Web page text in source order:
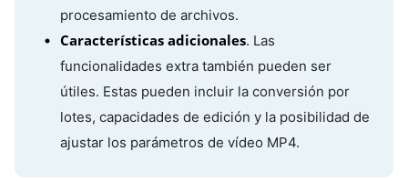
procesamiento de archivos.
Características adicionales. Las
funcionalidades extra también pueden ser
útiles. Estas pueden incluir la conversión por
lotes, capacidades de edición y la posibilidad de
ajustar los parámetros de vídeo MP4.